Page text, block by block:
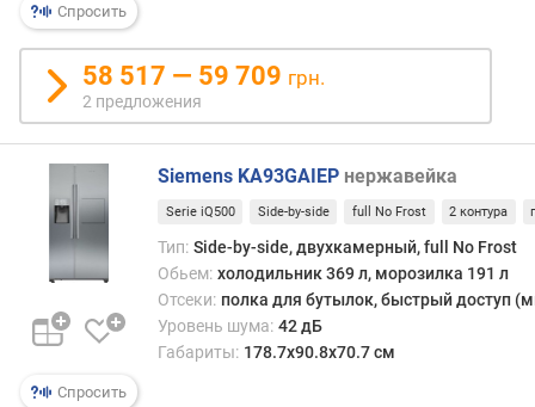
а
я
к
а
м
е
р
)
(
л
м
р
Спросить
58 517 — 59 709 грн.
2 предложения
Спросить
Siemens KA93GAIEP нержавейка
Serie iQ500 Side-by-side full No Frost 2 контура
Тип: Side-by-side, двухкамерный, full No Frost
Обьем: холодильник 369 л, морозилка 191 л
Отсеки: полка для бутылок, быстрый доступ
Уровень шума: 42 дБ
Габариты: 178.7x90.8x70.7 см